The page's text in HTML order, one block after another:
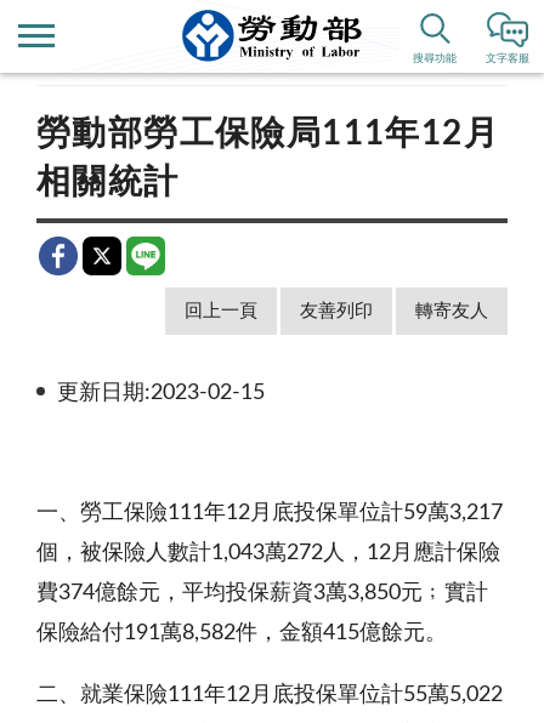
文字客服
搜尋功能
新聞公告 公布欄
勞動部勞工保險局111年12月
相關統計
回上一頁 友善列印 轉寄友人
更新日期:2023-02-15
一、勞工保險111年12月底投保單位計59萬3,217
個，被保險人數計1,043萬272人，12月應計保險
費374億餘元，平均投保薪資3萬3,850元﹔實計
保險給付191萬8,582件，金額415億餘元。
二、就業保險111年12月底投保單位計55萬5,022